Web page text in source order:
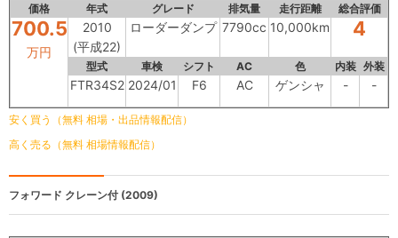
価格 年式 グレード 排気量 走行距離 総合評価
700.5
万円
2010
(平成22)
ローダーダンプ 7790cc 10,000km 4
型式 車検 シフト AC 色 内装 外装
FTR34S2 2024/01 F6 AC ゲンシャ - -
安く買う（無料 相場・出品情報配信）
高く売る（無料 相場情報配信）
フォワード クレーン付 (2009)